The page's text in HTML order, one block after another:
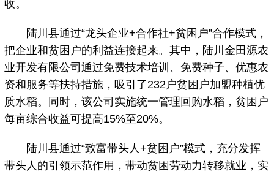
收。
陆川县通过“龙头企业+合作社+贫困户”合作模式，
把企业和贫困户的利益连接起来。其中，陆川金田源农
业开发有限公司通过免费技术培训、免费种子、优惠农
资和服务等扶持措施，吸引了232户贫困户加盟种植优
质水稻。同时，该公司实施统一管理回购水稻，贫困户
每亩综合收益可提高15%至20%。
陆川县通过“致富带头人+贫困户”模式，充分发挥
带头人的引领示范作用，带动贫困劳动力转移就业，实